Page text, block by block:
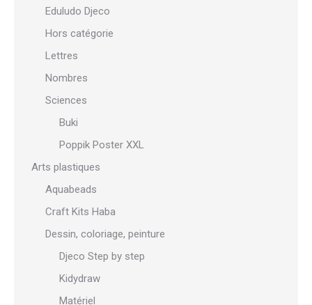
Eduludo Djeco
Hors catégorie
Lettres
Nombres
Sciences
Buki
Poppik Poster XXL
Arts plastiques
Aquabeads
Craft Kits Haba
Dessin, coloriage, peinture
Djeco Step by step
Kidydraw
Matériel